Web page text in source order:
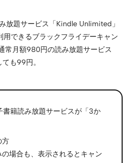
放題サービス「Kindle Unlimited」
できるブラックフライデーキャン
常月額980円の読み放題サービス
も99円。
籍読み放題サービスが「3か
方
場合も、表示されるとキャン